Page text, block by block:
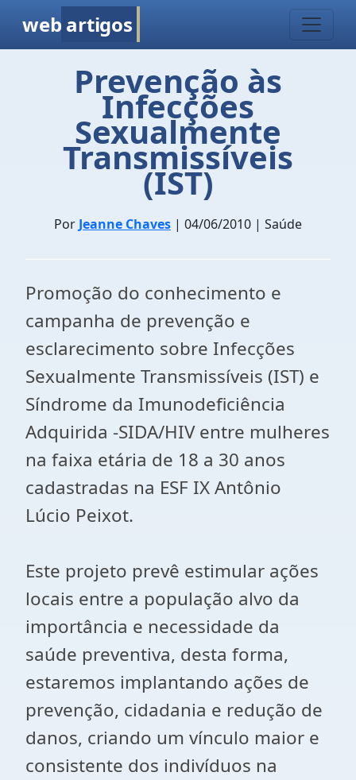
web artigos
Prevenção às
Infecções
Sexualmente
Transmissíveis
(IST)
Por Jeanne Chaves | 04/06/2010 | Saúde
Promoção do conhecimento e
campanha de prevenção e
esclarecimento sobre Infecções
Sexualmente Transmissíveis (IST) e
Síndrome da Imunodeficiência
Adquirida -SIDA/HIV entre mulheres
na faixa etária de 18 a 30 anos
cadastradas na ESF IX Antônio
Lúcio Peixot.
Este projeto prevê estimular ações
locais entre a população alvo da
importância e necessidade da
saúde preventiva, desta forma,
estaremos implantando ações de
prevenção, cidadania e redução de
danos, criando um vínculo maior e
consistente dos indivíduos na